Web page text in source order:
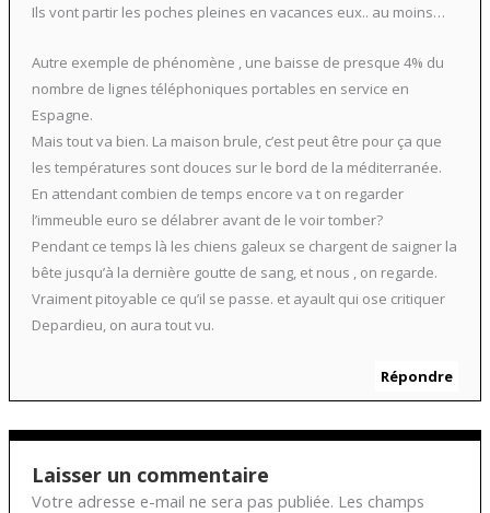
Ils vont partir les poches pleines en vacances eux.. au moins…
Autre exemple de phénomène , une baisse de presque 4% du
nombre de lignes téléphoniques portables en service en
Espagne.
Mais tout va bien. La maison brule, c’est peut être pour ça que
les températures sont douces sur le bord de la méditerranée.
En attendant combien de temps encore va t on regarder
l’immeuble euro se délabrer avant de le voir tomber?
Pendant ce temps là les chiens galeux se chargent de saigner la
bête jusqu’à la dernière goutte de sang, et nous , on regarde.
Vraiment pitoyable ce qu’il se passe. et ayault qui ose critiquer
Depardieu, on aura tout vu.
Répondre
Laisser un commentaire
Votre adresse e-mail ne sera pas publiée. Les champs